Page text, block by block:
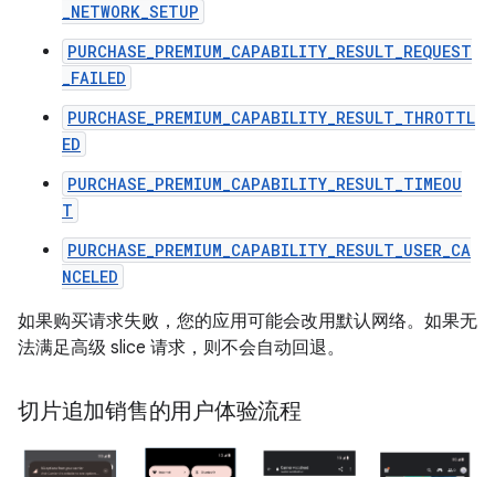
_NETWORK_SETUP
PURCHASE_PREMIUM_CAPABILITY_RESULT_REQUEST
_FAILED
PURCHASE_PREMIUM_CAPABILITY_RESULT_THROTTL
ED
PURCHASE_PREMIUM_CAPABILITY_RESULT_TIMEOU
T
PURCHASE_PREMIUM_CAPABILITY_RESULT_USER_CA
NCELED
如果购买请求失败，您的应用可能会改用默认网络。如果无
法满足高级 slice 请求，则不会自动回退。
切片追加销售的用户体验流程